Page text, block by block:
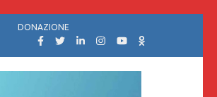
DONAZIONE